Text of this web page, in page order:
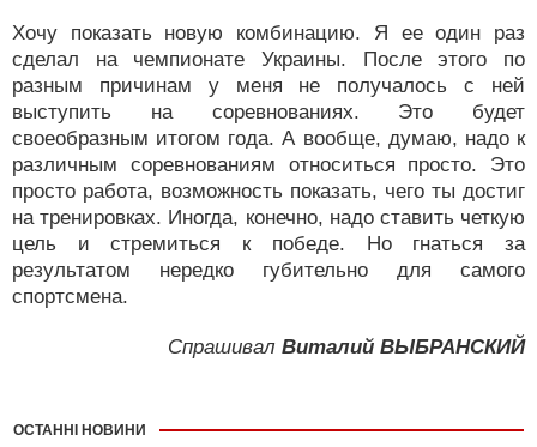
Хочу показать новую комбинацию. Я ее один раз
сделал на чемпионате Украины. После этого по
разным причинам у меня не получалось с ней
выступить на соревнованиях. Это будет
своеобразным итогом года. А вообще, думаю, надо к
различным соревнованиям относиться просто. Это
просто работа, возможность показать, чего ты достиг
на тренировках. Иногда, конечно, надо ставить четкую
цель и стремиться к победе. Но гнаться за
результатом нередко губительно для самого
спортсмена.
Спрашивал Виталий ВЫБРАНСКИЙ
ОСТАННІ НОВИНИ